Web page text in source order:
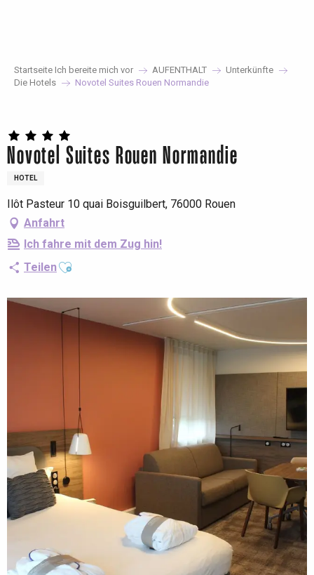
Startseite Ich bereite mich vor AUFENTHALT
Unterkünfte
Die Hotels
Novotel Suites Rouen Normandie
Novotel Suites Rouen Normandie
HOTEL
Ilôt Pasteur 10 quai Boisguilbert, 76000 Rouen
Anfahrt
Ich fahre mit dem Zug hin!
TeilenAjouter aux favoris